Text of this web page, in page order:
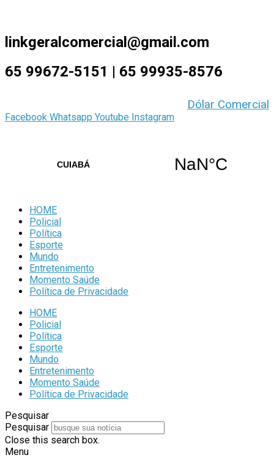
linkgeralcomercial@gmail.com
65 99672-5151 | 65 99935-8576
Dólar Comercial
Facebook Whatsapp Youtube Instagram
HOME
Policial
Política
Esporte
Mundo
Entretenimento
Momento Saúde
Política de Privacidade
HOME
Policial
Política
Esporte
Mundo
Entretenimento
Momento Saúde
Política de Privacidade
Pesquisar
Pesquisar
Close this search box.
Menu